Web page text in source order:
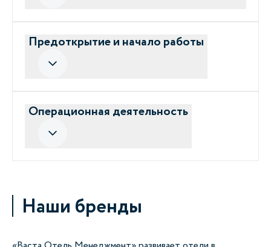
Предоткрытие и начало работы
Операционная деятельность
Наши бренды